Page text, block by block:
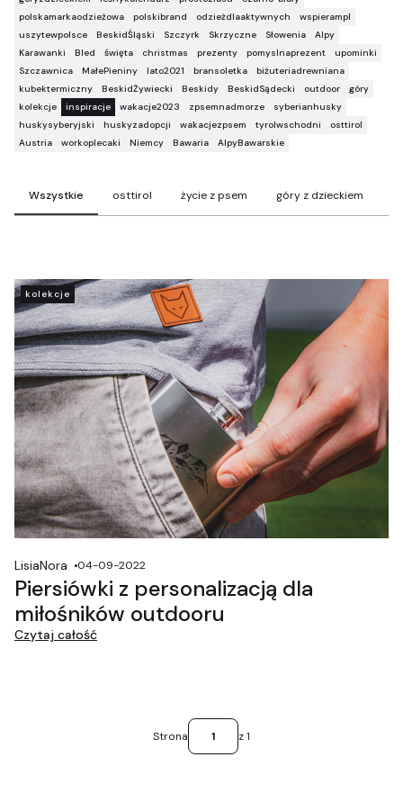
polskamarkaodzieżowa
polskibrand odzieżdlaaktywnych
wspierampl
uszytewpolsce
BeskidŚląski Szczyrk Skrzyczne Słowenia
Alpy
Karawanki
Bled święta christmas prezenty pomyslnaprezent
upominki
Szczawnica
MałePieniny lato2021 bransoletka
biżuteriadrewniana
kubektermiczny
BeskidŻywiecki Beskidy BeskidSądecki outdoor
góry
kolekcje
inspiracje wakacje2023 zpsemnadmorze
syberianhusky
huskysyberyjski
huskyzadopcji wakacjezpsem tyrolwschodni
osttirol
Austria
workoplecaki Niemcy Bawaria AlpyBawarskie
Wszystkie osttirol życie z psem góry z dzieckiem
kolekcje
LisiaNora 04-09-2022
Piersiówki z personalizacją dla
miłośników outdooru
Czytaj całość
Strona z 1